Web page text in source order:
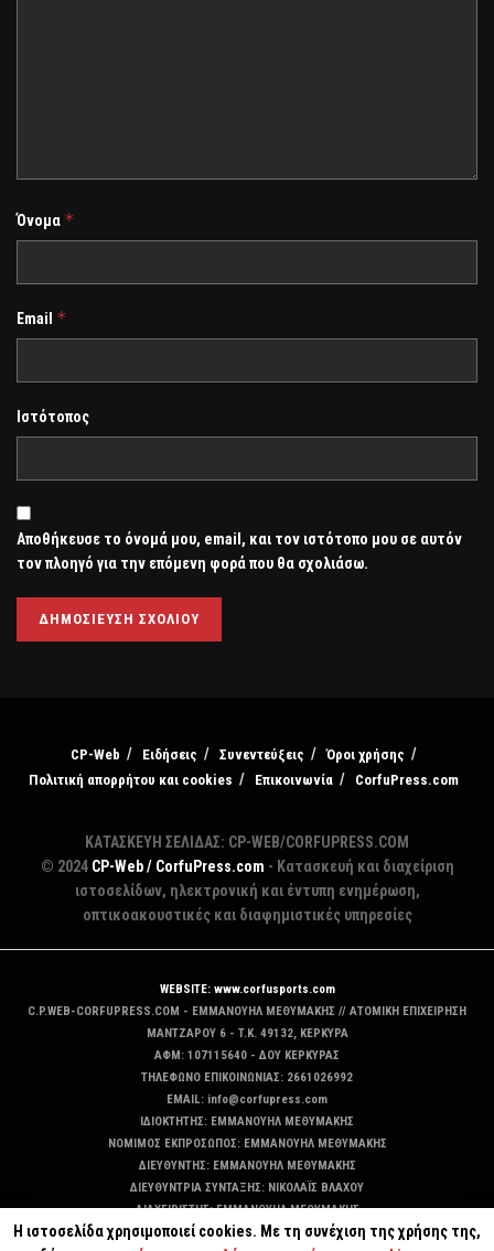
Όνομα *
Email *
Ιστότοπος
Αποθήκευσε το όνομά μου, email, και τον ιστότοπο μου σε αυτόν
τον πλοηγό για την επόμενη φορά που θα σχολιάσω.
CP-Web Ειδήσεις Συνεντεύξεις
Όροι χρήσης
Πολιτική απορρήτου και cookies
Επικοινωνία CorfuPress.com
ΚΑΤΑΣΚΕΥΗ ΣΕΛΙΔΑΣ: CP-WEB/CORFUPRESS.COM
© 2024 CP-Web / CorfuPress.com - Κατασκευή και διαχείριση
ιστοσελίδων, ηλεκτρονική και έντυπη ενημέρωση,
οπτικοακουστικές και διαφημιστικές υπηρεσίες
WEBSITE: www.corfusports.com
C.P.WEB-CORFUPRESS.COM - ΕΜΜΑΝΟΥΗΛ ΜΕΘΥΜΑΚΗΣ // ΑΤΟΜΙΚΗ ΕΠΙΧΕΙΡΗΣΗ
MANTZAΡΟΥ 6 - T.K. 49132, ΚΕΡΚΥΡΑ
ΑΦΜ: 107115640 - ΔΟΥ ΚΕΡΚΥΡΑΣ
ΤΗΛΕΦΩΝΟ ΕΠΙΚΟΙΝΩΝΙΑΣ: 2661026992
EMAIL: info@corfupress.com
ΙΔΙΟΚΤΗΤΗΣ: EMMANOYΗΛ ΜΕΘΥΜΑΚΗΣ
ΝΟΜΙΜΟΣ ΕΚΠΡΟΣΩΠΟΣ: EMMANOYΗΛ ΜΕΘΥΜΑΚΗΣ
ΔΙΕΥΘΥΝΤΗΣ: EMMANOYΗΛ ΜΕΘΥΜΑΚΗΣ
ΔΙΕΥΘΥΝΤΡΙΑ ΣΥΝΤΑΞΗΣ: ΝΙΚΟΛΑΪΣ ΒΛΑΧΟΥ
ΔΙΑΧΕΙΡΙΣΤΗΣ: EMMANOYΗΛ ΜΕΘΥΜΑΚΗΣ
ΔΙΚΑΙΟΥΧΟΣ DOMAIN: ΕΜΜΑΝΟΥΗΛ ΜΕΘΥΜΑΚΗΣ
Η ιστοσελίδα χρησιμοποιεί cookies. Με τη συνέχιση της χρήσης της,